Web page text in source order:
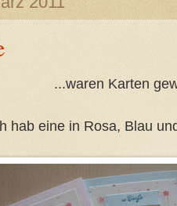
...waren Karten
hab eine in Rosa, Blau